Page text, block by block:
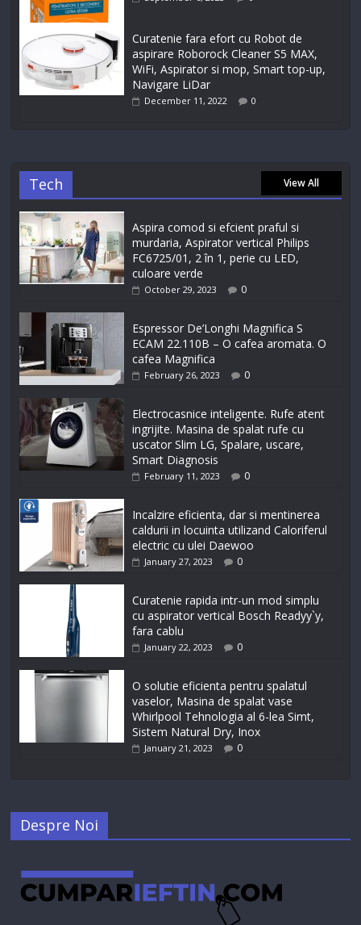
Curatenie fara efort cu Robot de
aspirare Roborock Cleaner S5 MAX,
WiFi, Aspirator si mop, Smart top-up,
Navigare LiDar
December 11, 2022 0
Tech View All
Aspira comod si efcient praful si
murdaria, Aspirator vertical Philips
FC6725/01, 2 în 1, perie cu LED,
culoare verde
October 29, 2023 0
Espressor De’Longhi Magnifica S
ECAM 22.110B – O cafea aromata. O
cafea Magnifica
February 26, 2023 0
Electrocasnice inteligente. Rufe atent
ingrijite. Masina de spalat rufe cu
uscator Slim LG, Spalare, uscare,
Smart Diagnosis
February 11, 2023 0
Incalzire eficienta, dar si mentinerea
caldurii in locuinta utilizand Caloriferul
electric cu ulei Daewoo
January 27, 2023 0
Curatenie rapida intr-un mod simplu
cu aspirator vertical Bosch Readyy`y,
fara cablu
January 22, 2023 0
O solutie eficienta pentru spalatul
vaselor, Masina de spalat vase
Whirlpool Tehnologia al 6-lea Simt,
Sistem Natural Dry, Inox
January 21, 2023 0
Despre Noi